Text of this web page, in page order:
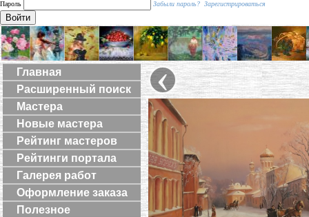
Пароль
Забыли пароль? Зарегистрироваться
Войти
Главная
Расширенный поиск
Мастера
Новые мастера
Рейтинг мастеров
Рейтинги портала
Галерея работ
Оформление заказа
Полезное
‹